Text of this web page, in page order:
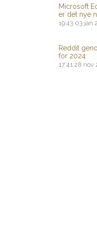
Microsoft
er det nye
19:43 03 jan
Reddit
for 2024
17:41 28 nov